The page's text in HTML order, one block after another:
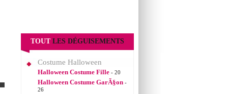
TOUT LES DÉGUISEMENTS
Costume Halloween
Halloween Costume Fille - 20
Halloween Costume GarÃ§on -
26